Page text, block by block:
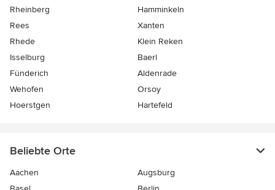
Rheinberg
Hamminkeln
Rees
Xanten
Rhede
Klein Reken
Isselburg
Baerl
Fünderich
Aldenrade
Wehofen
Orsoy
Hoerstgen
Hartefeld
Beliebte Orte
Aachen
Augsburg